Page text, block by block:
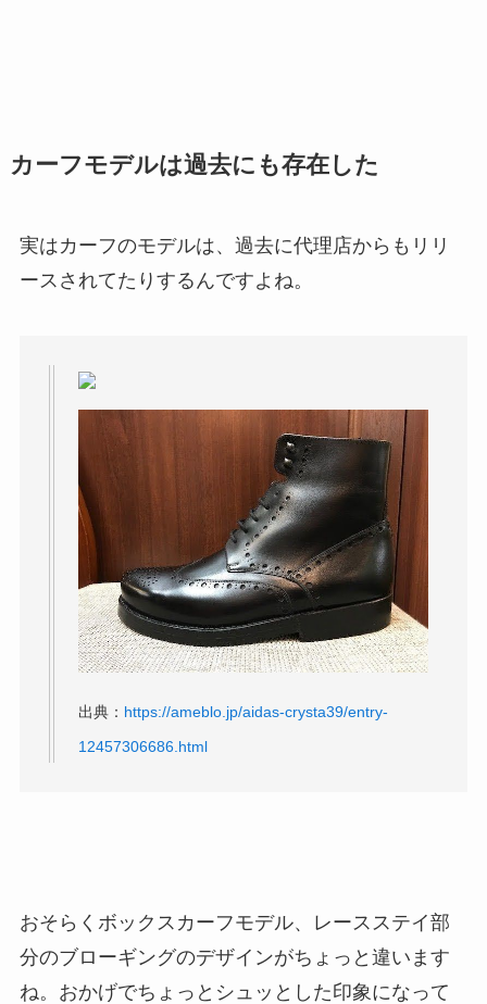
カーフモデルは過去にも存在した
実はカーフのモデルは、過去に代理店からもリリ
ースされてたりするんですよね。
出典： https://ameblo.jp/aidas-crysta39/entry-
12457306686.html
おそらくボックスカーフモデル、レースステイ部
分のブローギングのデザインがちょっと違います
ね。おかげでちょっとシュッとした印象になって